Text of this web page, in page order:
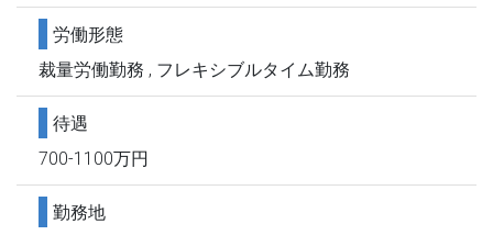
労働形態
裁量労働勤務 , フレキシブルタイム勤務
待遇
700-1100万円
勤務地